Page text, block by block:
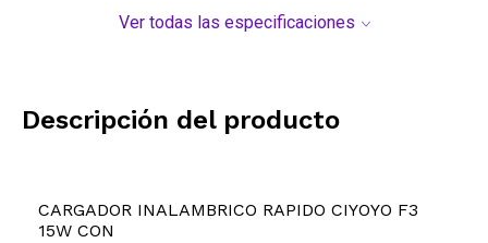
Ver todas las especificaciones
Descripción del producto
CARGADOR INALAMBRICO RAPIDO CIYOYO F3
15W CON